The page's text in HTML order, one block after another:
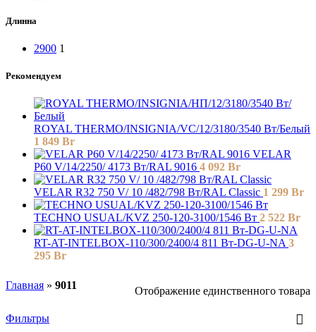
Длинна
2900 1
Рекомендуем
ROYAL THERMO/INSIGNIA/VC/12/3180/3540 Вт/Белый
1 849 Br
VELAR
P60 V/14/2250/ 4173 Bт/RAL 9016 4 092 Br
VELAR R32 750 V/ 10 /482/798 Вт/RAL Classic 1 299 Br
TECHNO USUAL/KVZ 250-120-3100/1546 Вт 2 522 Br
RT-AT-INTELBOX-110/300/2400/4 811 Вт-DG-U-NA 3
295 Br
Главная » 9011 Отображение единственного товара
Фильтры